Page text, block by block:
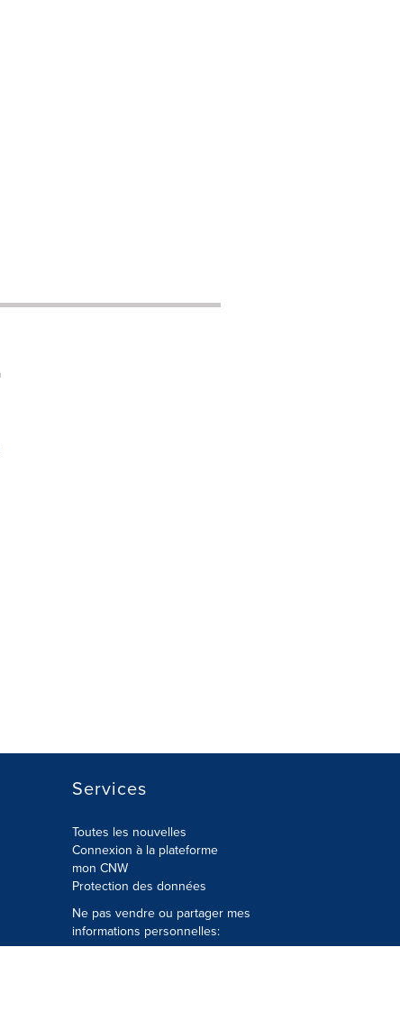
Services
Toutes les nouvelles
Connexion à la plateforme
mon CNW
Protection des données
Ne pas vendre ou partager mes
informations personnelles: